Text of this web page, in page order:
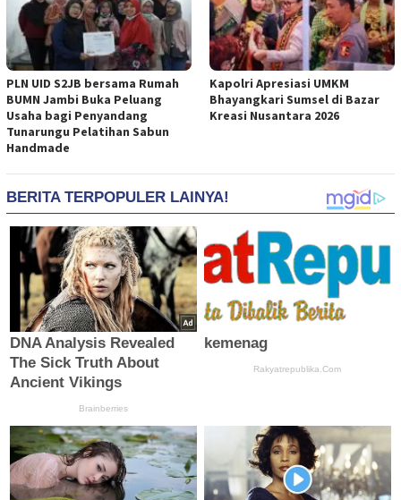
PLN UID S2JB bersama Rumah
BUMN Jambi Buka Peluang
Usaha bagi Penyandang
Tunarungu Pelatihan Sabun
Handmade
Kapolri Apresiasi UMKM
Bhayangkari Sumsel di Bazar
Kreasi Nusantara 2026